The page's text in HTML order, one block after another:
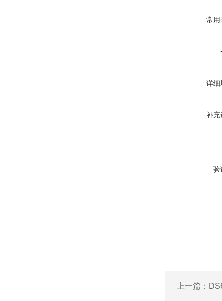
常用
详细
补充
验
上一篇：